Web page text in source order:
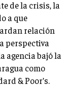
de la crisis, la
a que
relación
perspectiva
agencia bajó la
como
& Poor’s.